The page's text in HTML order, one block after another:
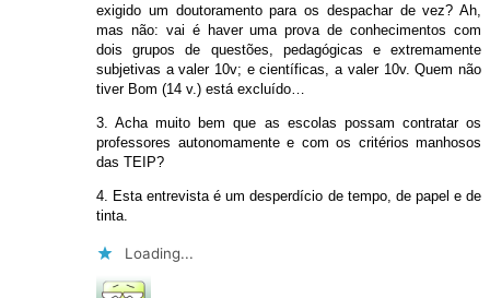
exigido um doutoramento para os despachar de vez? Ah,
mas não: vai é haver uma prova de conhecimentos com
dois grupos de questões, pedagógicas e extremamente
subjetivas a valer 10v; e científicas, a valer 10v. Quem não
tiver Bom (14 v.) está excluído…
3. Acha muito bem que as escolas possam contratar os
professores autonomamente e com os critérios manhosos
das TEIP?
4. Esta entrevista é um desperdício de tempo, de papel e de
tinta.
Loading...